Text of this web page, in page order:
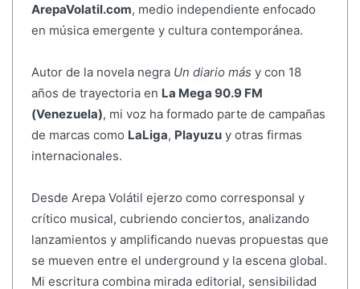
ArepaVolatil.com, medio independiente enfocado
en música emergente y cultura contemporánea.
Autor de la novela negra Un diario más y con 18
años de trayectoria en La Mega 90.9 FM
(Venezuela), mi voz ha formado parte de campañas
de marcas como LaLiga, Playuzuy otras firmas
internacionales.
Desde Arepa Volátil ejerzo como corresponsal y
crítico musical, cubriendo conciertos, analizando
lanzamientos y amplificando nuevas propuestas que
se mueven entre el underground y la escena global.
Mi escritura combina mirada editorial, sensibilidad